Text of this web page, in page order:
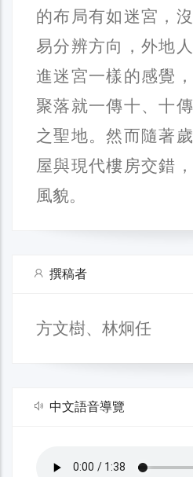
的布局有如迷宮，
易分辨方向，外地
進迷宮一樣的感覺
聚落就一傳十、十
之聖地。然而隨著
屋與現代樓房交錯
風貌。
撰稿者
方文樹、林炯任
中文語音導覽